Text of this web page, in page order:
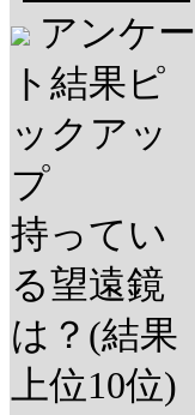
アンケー
ト結果ピ
ックアッ
プ
持ってい
る望遠鏡
は？(結果
上位10位)